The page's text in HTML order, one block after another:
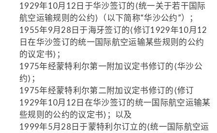
1929年10月12日于华沙签订的⟨统一关于若干国际
航空运输规则的公约⟩（以下简称“华沙公约”）；
1955年9月28日于海牙签订的⟨修订1929年10月12
日在华沙签订的统一国际航空运输某些规则的公约
的议定书⟩；
1975年经蒙特利尔第一附加议定书修订的⟨华沙公
约⟩；
1975年经蒙特利尔第二附加议定书修订的⟨修订
1929年10月12日在华沙签订的统一国际航空运输某
些规则的公约的议定书⟩；以及
1999年5月28日于蒙特利尔订立的⟨统一国际航空运